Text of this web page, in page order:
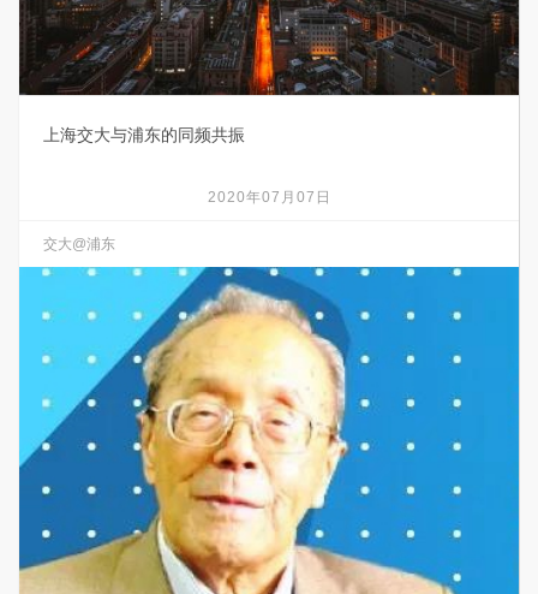
上海交大与浦东的同频共振
2020年07月07日
交大@浦东